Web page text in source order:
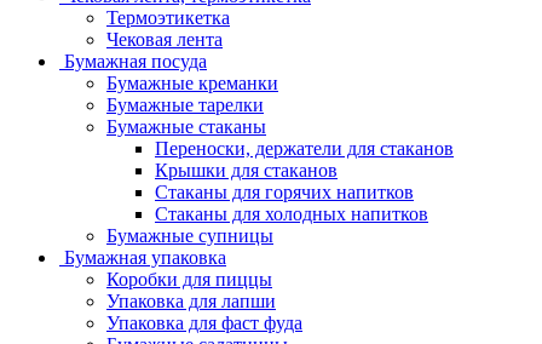
Термоэтикетка
Чековая лента
Бумажная посуда
Бумажные креманки
Бумажные тарелки
Бумажные стаканы
Переноски, держатели для стаканов
Крышки для стаканов
Стаканы для горячих напитков
Стаканы для холодных напитков
Бумажные супницы
Бумажная упаковка
Коробки для пиццы
Упаковка для лапши
Упаковка для фаст фуда